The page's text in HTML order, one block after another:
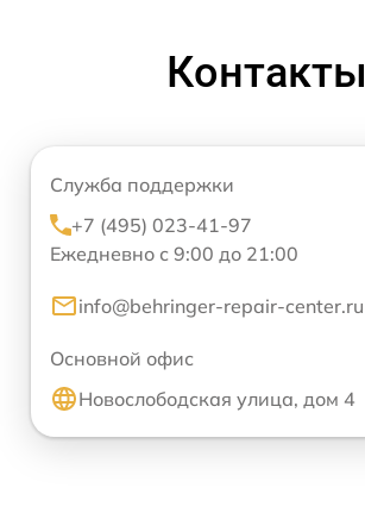
Контакты
Служба поддержки
+7 (495) 023-41-97
Ежедневно с 9:00 до 21:00
info@behringer-repair-center.ru
Основной офис
Новослободская улица, дом 4